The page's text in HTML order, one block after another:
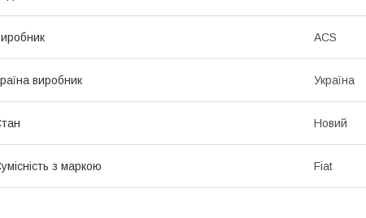
ACS
виробник Україна
Новий
з маркою Fiat